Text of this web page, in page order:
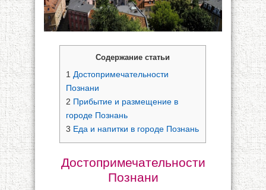
Содержание статьи
1 Достопримечательности
Познани
2 Прибытие и размещение в
городе Познань
3 Еда и напитки в городе Познань
Достопримечательности
Познани